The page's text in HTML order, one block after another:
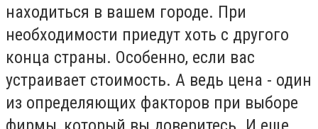
находиться в вашем городе. При
необходимости приедут хоть с другого
конца страны. Особенно, если вас
устраивает стоимость. А ведь цена - один
из определяющих факторов при выборе